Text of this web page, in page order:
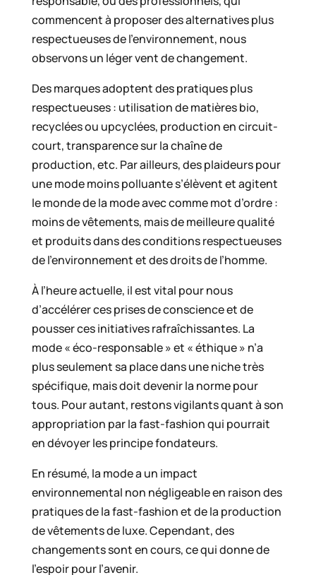
commencent à proposer des alternatives plus
respectueuses de l’environnement, nous
observons un léger vent de changement.
Des marques adoptent des pratiques plus
respectueuses : utilisation de matières bio,
recyclées ou upcyclées, production en circuit-
court, transparence sur la chaîne de
production, etc. Par ailleurs, des plaideurs pour
une mode moins polluante s’élèvent et agitent
le monde de la mode avec comme mot d’ordre :
moins de vêtements, mais de meilleure qualité
et produits dans des conditions respectueuses
de l’environnement et des droits de l’homme.
À l’heure actuelle, il est vital pour nous
d’accélérer ces prises de conscience et de
pousser ces initiatives rafraîchissantes. La
mode « éco-responsable » et « éthique » n’a
plus seulement sa place dans une niche très
spécifique, mais doit devenir la norme pour
tous. Pour autant, restons vigilants quant à son
appropriation par la fast-fashion qui pourrait
en dévoyer les principe fondateurs.
En résumé, la mode a un impact
environnemental non négligeable en raison des
pratiques de la fast-fashion et de la production
de vêtements de luxe. Cependant, des
changements sont en cours, ce qui donne de
l’espoir pour l’avenir.